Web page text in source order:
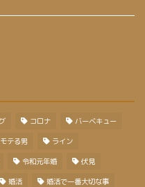
コロナ バーベキュー
モテる男 ライン
令和元年婚 伏見
婚活 婚活で一番大切な事